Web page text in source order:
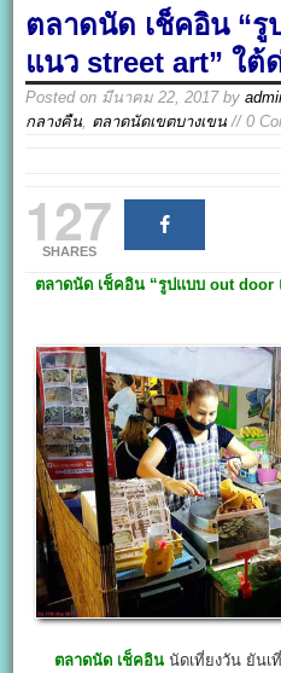
ตลาดนัด เช็คอิน “
แนว street art” ใต้
Posted on มีนาคม 22, 2017by
กลางคืน, ตลาดนัดเขตบางเขน // 0
127
SHARES
ตลาดนัด เช็คอิน “รูปแบบ out door
ตลาดนัด เช็คอิน นัดเที่ยงวัน ยัน